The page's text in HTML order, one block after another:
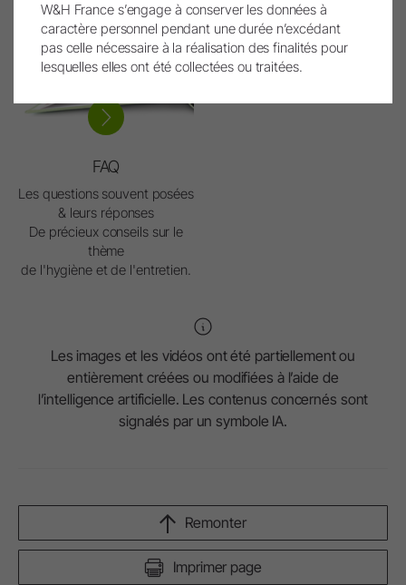
FAQ
Les questions souvent posées
& leurs réponses
De précieux conseils sur le
thème
de l'hygiène et de l'entretien.
Les images et les vidéos ont été partiellement ou
entièrement créées ou modifiées à l’aide de
l’intelligence artificielle. Les contenus concernés sont
signalés par un symbole IA.
Imprimer page
Remonter
W&H France s’engage à conserver les données à
caractère personnel pendant une durée n’excédant
pas celle nécessaire à la réalisation des finalités pour
lesquelles elles ont été collectées ou traitées.